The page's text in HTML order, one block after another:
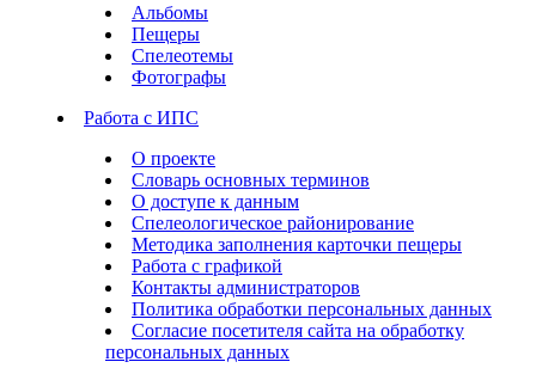
Альбомы
Пещеры
Спелеотемы
Фотографы
Работа с ИПС
О проекте
Словарь основных терминов
О доступе к данным
Спелеологическое районирование
Методика заполнения карточки пещеры
Работа с графикой
Контакты администраторов
Политика обработки персональных данных
Согласие посетителя сайта на обработку
персональных данных